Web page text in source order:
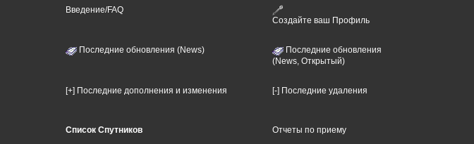
Введение/FAQ
Создайте ваш Профиль
Последние обновления (News)
Последние обновления
(News, Открытый)
[+] Последние дополнения и изменения [-] Последние удаления
Список Спутников Отчеты по приему